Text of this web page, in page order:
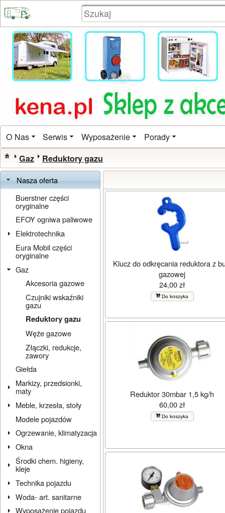
O Nas Serwis Wyposażenie Porady
Gaz Reduktory gazu
Nasza oferta
Buerstner części
oryginalne
EFOY ogniwa paliwowe
Elektrotechnika
Eura Mobil części
oryginalne
Gaz
Akcesoria gazowe
Czujniki wskaźniki
gazu
Reduktory gazu
Węże gazowe
Złączki, redukcje,
zawory
Giełda
Markizy, przedsionki,
maty
Meble, krzesła, stoły
Modele pojazdów
Ogrzewanie, klimatyzacja
Okna
Środki chem. higieny,
kleje
Technika pojazdu
Woda- art. sanitarne
Wyposażenie pojazdu
Klucz do odkręcania reduktora z
gazowej
24,00 zł
Do koszyka
Reduktor 30mbar 1,5 kg/h
60,00 zł
Do koszyka